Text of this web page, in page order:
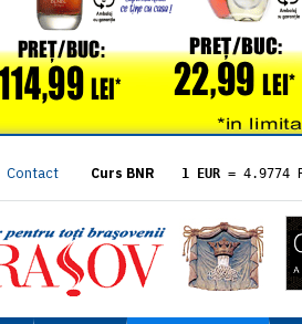
Contact Curs BNR 1 EUR = 4.9774
= 5.8304
1 XAU= 464.4611
1 AED= 1.1933
1 AUD= 2.7957
1 BGN= 2.5449